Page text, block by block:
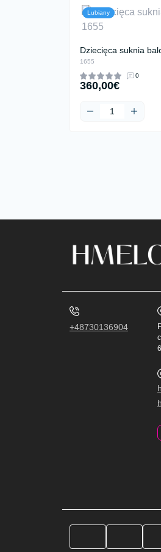
Lubiany
Dziecięca suknia
1655
0
360,00€
+48730136904